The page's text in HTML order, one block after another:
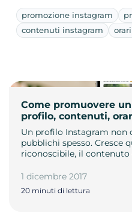
promozione instagram
contenuti instagram
Come promuovere
profilo, contenuti,
Un profilo Instagram non
pubblichi spesso. Cresce
riconoscibile, il contenuto
1 dicembre 2017
20 minuti di lettura